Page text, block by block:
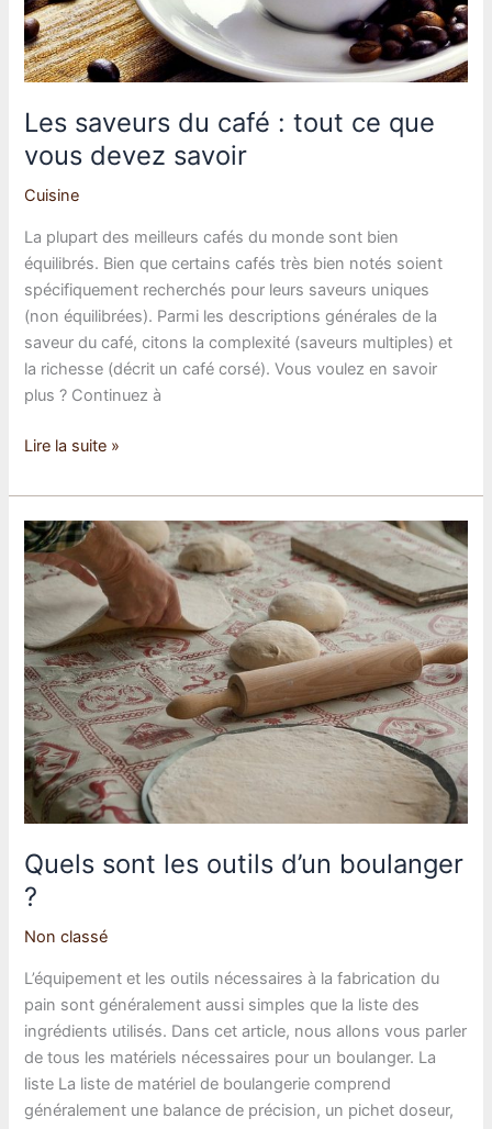
Les saveurs du café : tout ce que
vous devez savoir
Cuisine
La plupart des meilleurs cafés du monde sont bien
équilibrés. Bien que certains cafés très bien notés soient
spécifiquement recherchés pour leurs saveurs uniques
(non équilibrées). Parmi les descriptions générales de la
saveur du café, citons la complexité (saveurs multiples) et
la richesse (décrit un café corsé). Vous voulez en savoir
plus ? Continuez à
Les
du
café
:
tout
ce
que
vous
devez
savoir
Lire la suite »
Quels sont les outils d’un boulanger
?
Non classé
L’équipement et les outils nécessaires à la fabrication du
pain sont généralement aussi simples que la liste des
ingrédients utilisés. Dans cet article, nous allons vous parler
de tous les matériels nécessaires pour un boulanger. La
liste La liste de matériel de boulangerie comprend
généralement une balance de précision, un pichet doseur,